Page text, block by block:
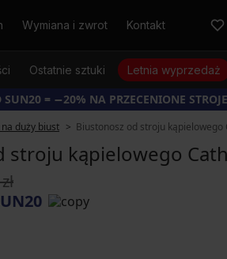
Wymiana i zwrot Kontakt
Ostatnie sztuki Letnia wyprzedaż
SUN20 = −20% NA PRZECENIONE
duży biust Biustonosz od stroju kąpielowego
stroju kąpielowego